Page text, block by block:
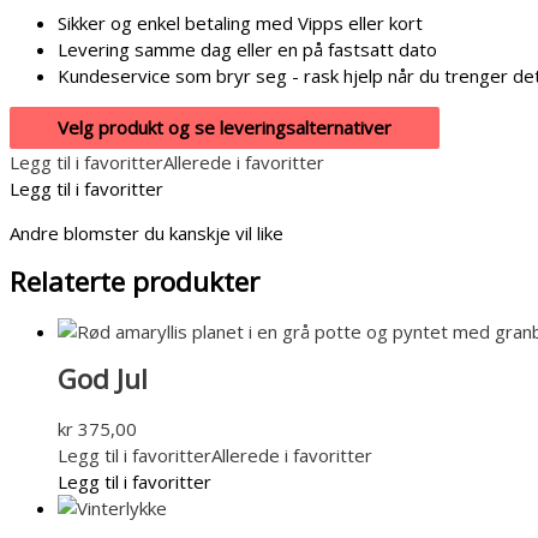
Sikker og enkel betaling med Vipps eller kort
Levering samme dag eller en på fastsatt dato
Kundeservice som bryr seg - rask hjelp når du trenger
Velg produkt og se leveringsalternativer
Legg til i favoritterAllerede i favoritter
Legg til i favoritter
Andre blomster du kanskje vil like
Relaterte produkter
God Jul
kr 375,00
Legg til i favoritterAllerede i favoritter
Legg til i favoritter